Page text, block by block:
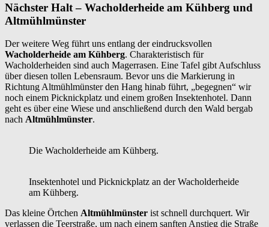
Nächster Halt – Wacholderheide am Kühberg und
Altmühlmünster
Der weitere Weg führt uns entlang der eindrucksvollen
Wacholderheide am Kühberg. Charakteristisch für
Wacholderheiden sind auch Magerrasen. Eine Tafel gibt Aufschluss
über diesen tollen Lebensraum. Bevor uns die Markierung in
Richtung Altmühlmünster den Hang hinab führt, „begegnen“ wir
noch einem Picknickplatz und einem großen Insektenhotel. Dann
geht es über eine Wiese und anschließend durch den Wald bergab
nach Altmühlmünster.
Die Wacholderheide am Kühberg.
Insektenhotel und Picknickplatz an der Wacholderheide
am Kühberg.
Das kleine Örtchen Altmühlmünster ist schnell durchquert. Wir
verlassen die Teerstraße, um nach einem sanften Anstieg die Straße